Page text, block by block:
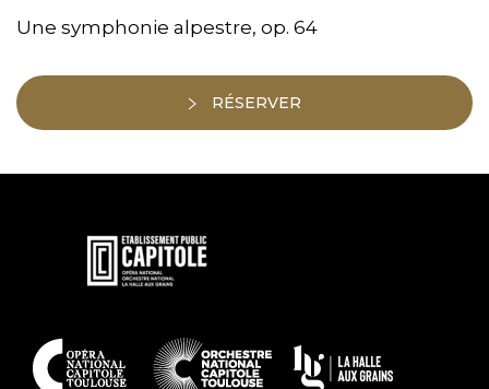
Une symphonie alpestre, op. 64
RÉSERVER
En
savoir